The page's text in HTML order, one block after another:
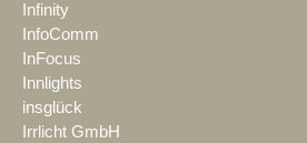
Infinity
InfoComm
InFocus
Innlights
insglück
Irrlicht GmbH